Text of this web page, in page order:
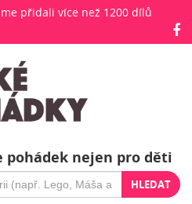
přidali více než 1200 dílů
pohádek nejen pro děti
HLEDAT